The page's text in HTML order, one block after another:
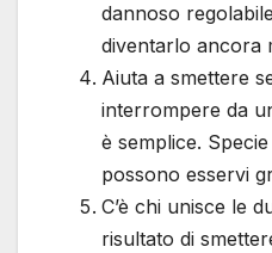
dannoso
diventarlo ancora
Aiuta a smettere
interrompere da
è semplice.
possono esservi
C’è chi unisce le
risultato di